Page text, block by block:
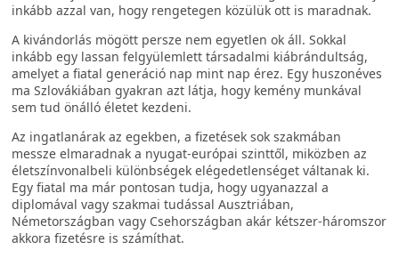
inkább azzal van, hogy rengetegen közülük ott is maradnak.
A kivándorlás mögött persze nem egyetlen ok áll. Sokkal
inkább egy lassan felgyülemlett társadalmi kiábrándultság,
amelyet a fiatal generáció nap mint nap érez. Egy huszonéves
ma Szlovákiában gyakran azt látja, hogy kemény munkával
sem tud önálló életet kezdeni.
Az ingatlanárak az egekben, a fizetések sok szakmában
messze elmaradnak a nyugat-európai szinttől, miközben az
életszínvonalbeli különbségek elégedetlenséget váltanak ki.
Egy fiatal ma már pontosan tudja, hogy ugyanazzal a
diplomával vagy szakmai tudással Ausztriában,
Németországban vagy Csehországban akár kétszer-háromszor
akkora fizetésre is számíthat.